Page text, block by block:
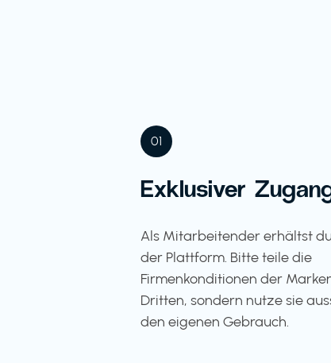
01
Exklusiver
Als Mitarbeitender erhältst
der Plattform. Bitte teile die
Firmenkonditionen der
Dritten, sondern nutze sie
den eigenen Gebrauch.